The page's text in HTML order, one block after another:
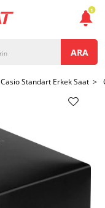
ARA
Casio Standart Erkek Saat >
1